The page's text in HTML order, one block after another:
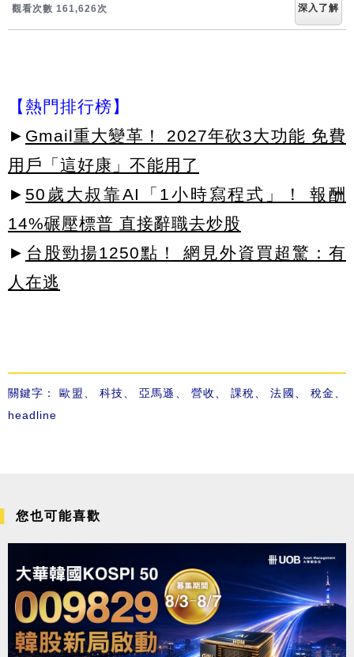
觀看次數 161,626次 深入了解
【熱門排行榜】
► Gmail重大變革！ 2027年砍3大功能 免費
用戶「這好康」不能用了
► 50歲大叔靠AI「1小時寫程式」！ 報酬
14%碾壓標普 直接辭職去炒股
► 台股勁揚1250點！ 網見外資買超驚：有
人在逃
關鍵字：歐盟、 科技、亞馬遜 、 營收、課稅、法國 、 稅金、
headline
您也可能喜歡